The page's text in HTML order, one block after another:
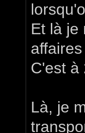
Et là je
C'est à
Là, je